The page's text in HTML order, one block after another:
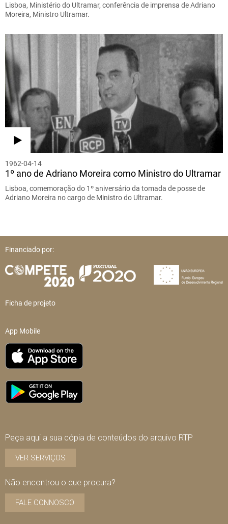
Lisboa, Ministério do Ultramar, conferência de imprensa de Adriano
Moreira, Ministro Ultramar.
1962-04-14
1º ano de Adriano Moreira como Ministro do Ultramar
Lisboa, comemoração do 1º aniversário da tomada de posse de
Adriano Moreira no cargo de Ministro do Ultramar.
Financiado por:
Ficha de projeto
App Mobile
Peça aqui a sua cópia de conteúdos do arquivo RTP
VER SERVIÇOS
Não encontrou o que procura?
FALE CONNOSCO